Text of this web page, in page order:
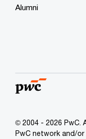
Alumni
© 2004 - 2026 PwC.
PwC network and/